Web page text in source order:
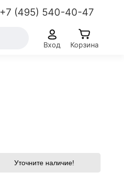
+7 (495) 540-40-47
Вход Корзина
Уточните наличие!